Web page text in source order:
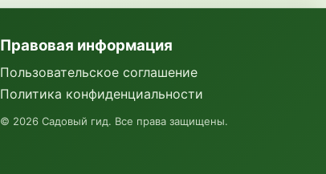
Правовая информация
Пользовательское соглашение
Политика конфиденциальности
© 2026 Садовый гид. Все права защищены.